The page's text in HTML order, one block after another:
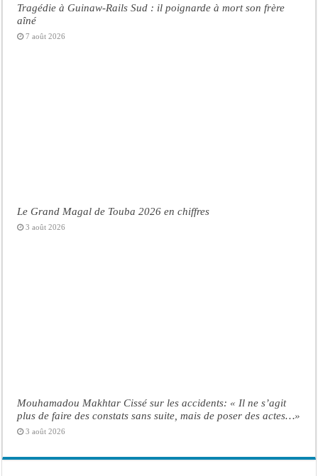
Tragédie à Guinaw-Rails Sud : il poignarde à mort son frère
aîné
7 août 2026
Le Grand Magal de Touba 2026 en chiffres
3 août 2026
Mouhamadou Makhtar Cissé sur les accidents: « Il ne s’agit
plus de faire des constats sans suite, mais de poser des actes…»
3 août 2026